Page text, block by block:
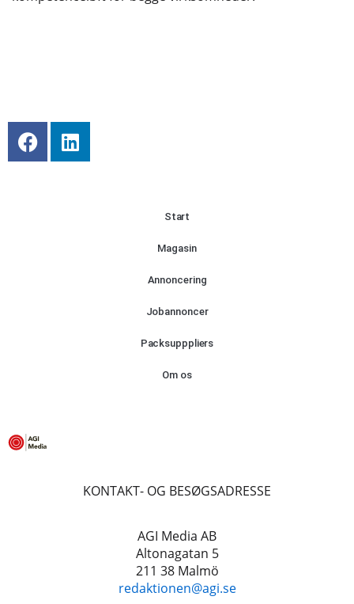
Start
Magasin
Annoncering
Jobannoncer
Packsupppliers
Om os
KONTAKT- OG BESØGSADRESSE
AGI Media AB
Altonagatan 5
211 38 Malmö
redaktionen@agi.se